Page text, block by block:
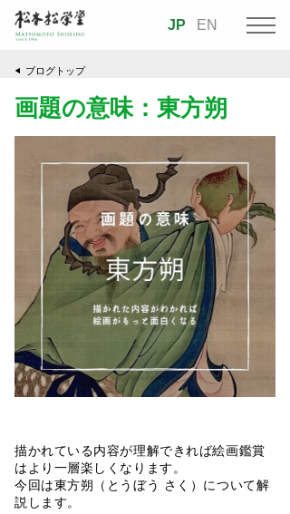
JP EN
ブログトップ
画題の意味：東方朔
描かれている内容が理解できれば絵画鑑賞
はより一層楽しくなります。
今回は東方朔（とうぼう さく）について解
説します。